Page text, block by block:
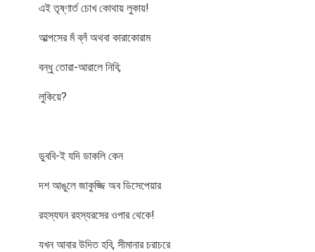
এই তৃষ্ণার্ত চোখ কোথায় লুকায়!
আল্পসের মঁ ব্লঁ অথবা কারাকোরাম
বন্ধু তোরা-আরালে নিবি;
লুকিয়ে?
ডুববি-ই যদি ডাকলি কেন
দশ আঙুলে জাকুজ্জি অব ডিসেপেয়ার
রহস্যঘন রহস্যরসের ওপার থেকে!
যখন আবার উদিত হবি, সীমানার চরাচরে